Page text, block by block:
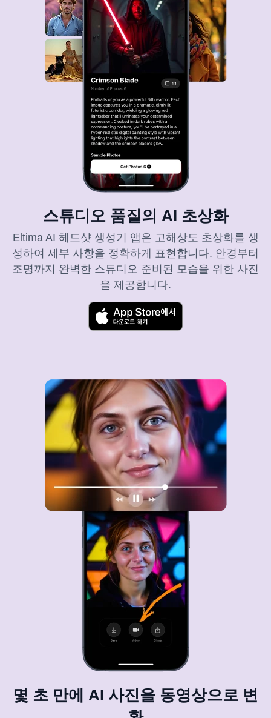
스튜디오 품질의 AI 초상화
Eltima AI 헤드샷 생성기 앱은 고해상도 초상화를 생
성하여 세부 사항을 정확하게 표현합니다. 안경부터
조명까지 완벽한 스튜디오 준비된 모습을 위한 사진
을 제공합니다.
몇 초 만에 AI 사진을 동영상으로 변